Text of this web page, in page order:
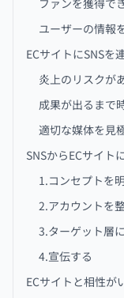
ファンを獲得で
ユーザーの情報
ECサイトにSNSを
炎上のリスクが
成果が出るまで
適切な媒体を見
SNSからECサイト
1.コンセプトを
2.アカウントを
3.ターゲット層
4.宣伝する
ECサイトと相性が